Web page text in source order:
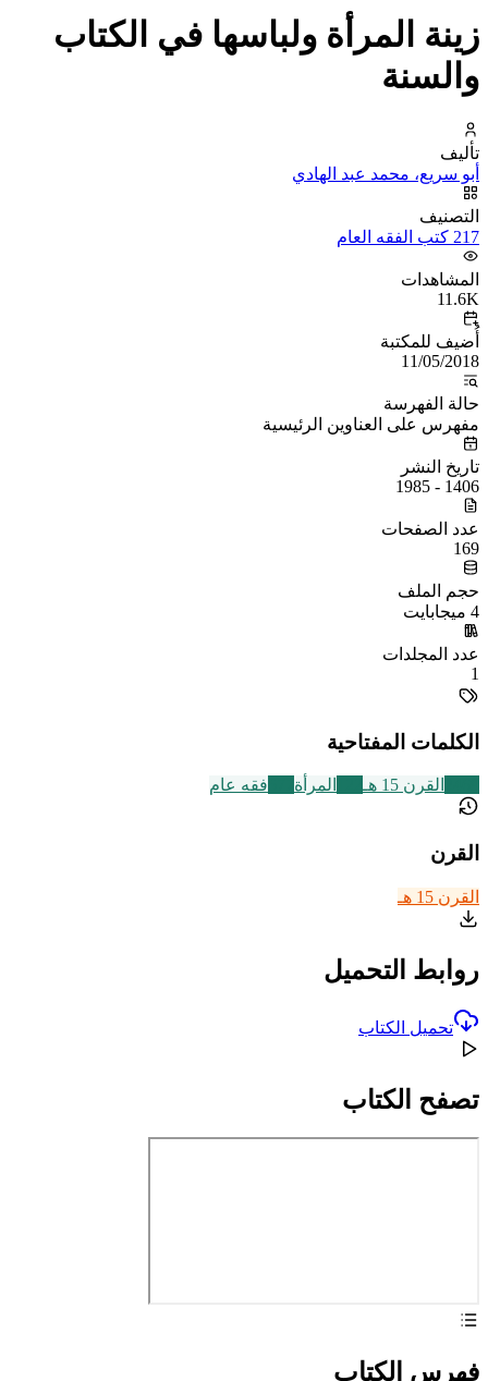
زينة المرأة ولباسها في الكتاب
والسنة
تأليف
أبو سريع، محمد عبد الهادي
التصنيف
217 كتب الفقه العام
المشاهدات
11.6K
أُضيف للمكتبة
11/05/2018
حالة الفهرسة
مفهرس على العناوين الرئيسية
تاريخ النشر
1406 - 1985
عدد الصفحات
169
حجم الملف
4 ميجابايت
عدد المجلدات
1
الكلمات المفتاحية
القرن 15 هـ المرأة فقه عام
القرن
القرن 15 هـ
روابط التحميل
تحميل الكتاب
تصفح الكتاب
فهرس الكتاب